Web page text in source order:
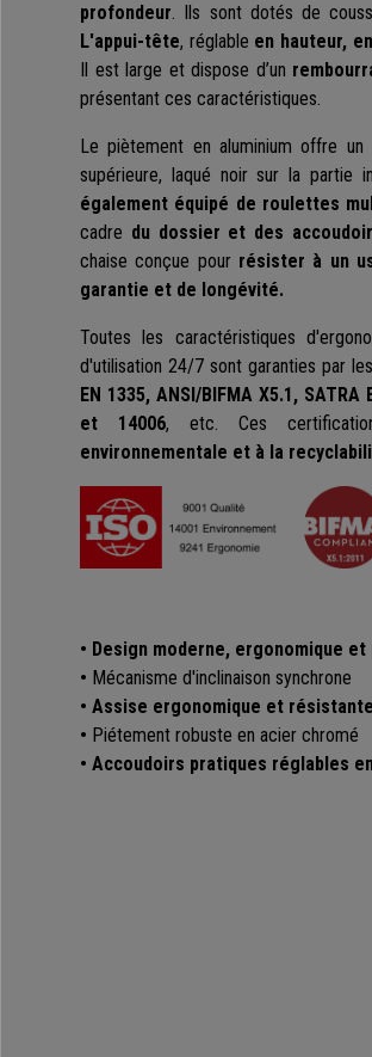
profondeur. Ils sont dotés de
L'appui-tête, réglable en hauteur,
Il est large et dispose d’un
présentant ces caractéristiques.
Le piètement en aluminium offre un
supérieure, laqué noir sur la partie
également équipé de roulettes
cadre du dossier et des
chaise conçue pour résister à un
garantie et de longévité.
Toutes les caractéristiques
d'utilisation 24/7 sont garanties par les
EN 1335, ANSI/BIFMA X5.1, SATRA
et 14006, etc. Ces
environnementale et à la
• Design moderne, ergonomique
• Mécanisme d'inclinaison synchrone
• Assise ergonomique et
• Piétement robuste en acier chromé
• Accoudoirs pratiques réglables